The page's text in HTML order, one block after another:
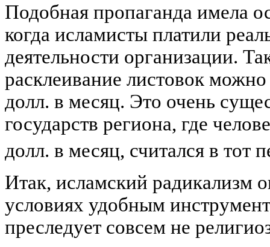
Подобная пропаганда имела
когда исламисты платили
деятельности организации.
расклеивание листовок
долл. в месяц. Это очень
государств региона, где
долл. в месяц, считался в
Итак, исламский радикализм
условиях удобным
преследует совсем не